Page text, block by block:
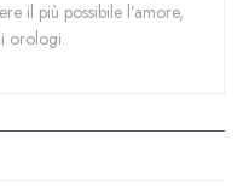
il più possibile l’amore,
orologi.